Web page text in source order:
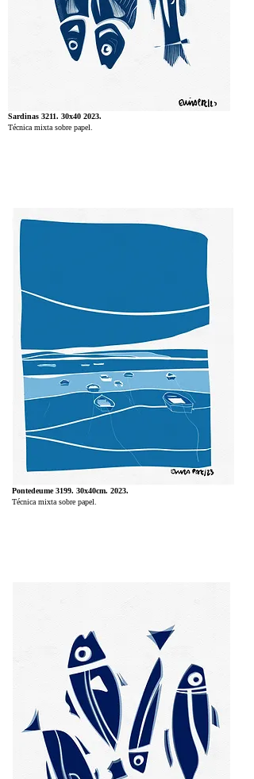
Sardinas 3211. 30x40 2023.
Técnica mixta sobre papel.
Pontedeume 3199. 30x40cm. 2023.
Técnica mixta sobre papel.